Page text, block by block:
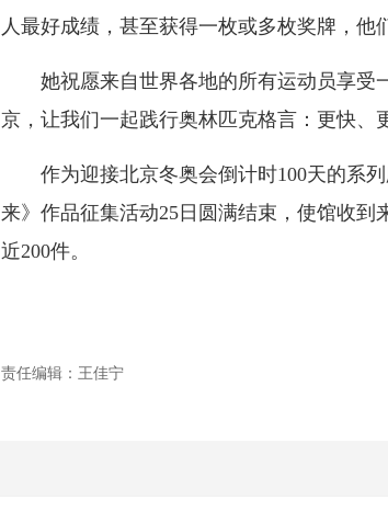
人最好成绩，甚至获得一枚或多枚奖牌，他
她祝愿来自世界各地的所有运动员享受
京，让我们一起践行奥林匹克格言：更快
作为迎接北京冬奥会倒计时100天的系列
来》作品征集活动25日圆满结束，使馆收
近200件。
责任编辑：王佳宁